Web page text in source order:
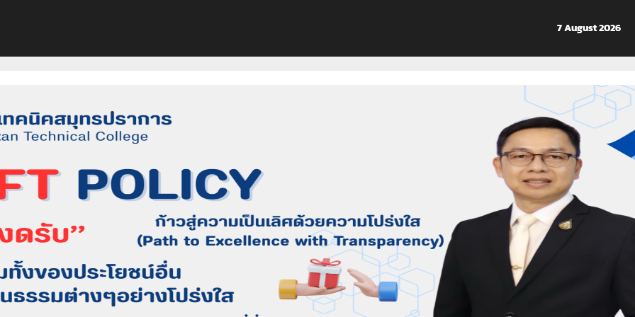
7 August 2026